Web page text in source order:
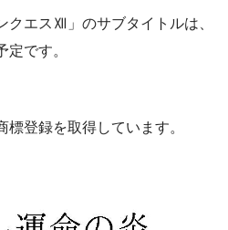
クエスⅫ」のサブタイトルは、
定です。
登録を取得しています。